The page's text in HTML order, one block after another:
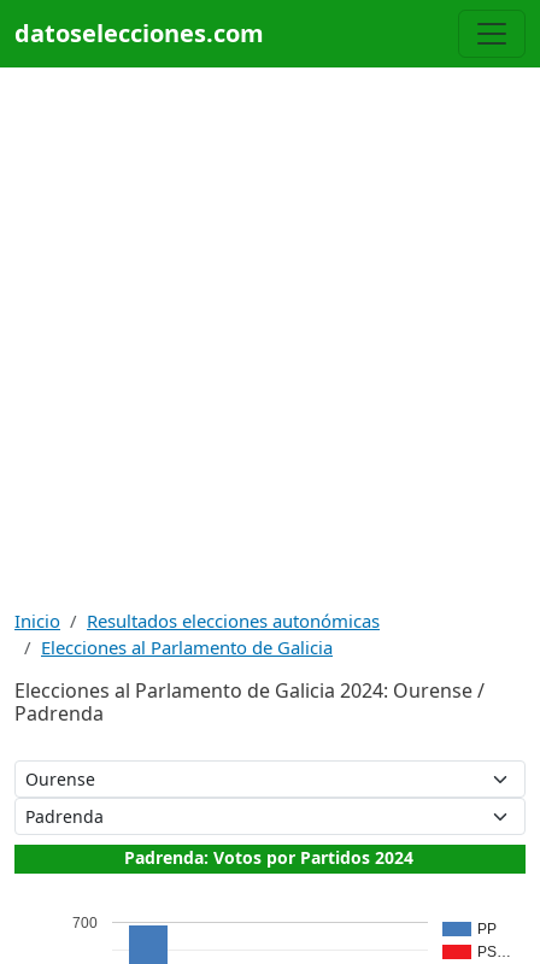
datoselecciones.com
Inicio
Resultados elecciones autonómicas
Elecciones al Parlamento de Galicia
Elecciones al Parlamento de Galicia 2024: Ourense /
Padrenda
Padrenda: Votos por Partidos 2024
PP
PS…
700